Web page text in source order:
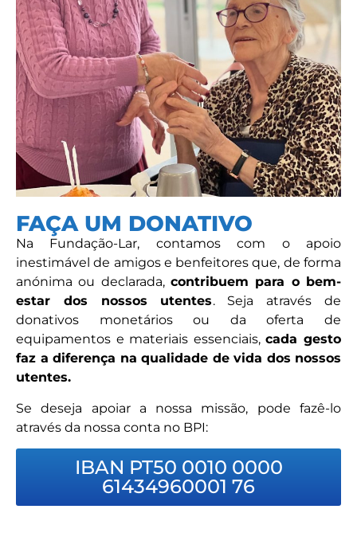
FAÇA UM DONATIVO
Na Fundação-Lar, contamos com o apoio
inestimável de amigos e benfeitores que, de forma
anónima ou declarada, contribuem para o bem-
estar dos nossos utentes. Seja através de
donativos monetários ou da oferta de
equipamentos e materiais essenciais,cada gesto
faz a diferença na qualidade de vida dos nossos
utentes.
Se deseja apoiar a nossa missão, pode fazê-lo
através da nossa conta no BPI:
IBAN PT50 0010 0000
61434960001 76